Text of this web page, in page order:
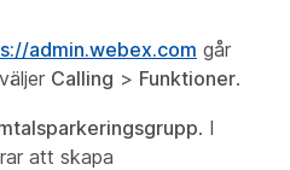
admin.webex.com går
Calling > Funktioner.
. I
att skapa